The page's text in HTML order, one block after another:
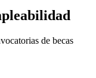
de becas